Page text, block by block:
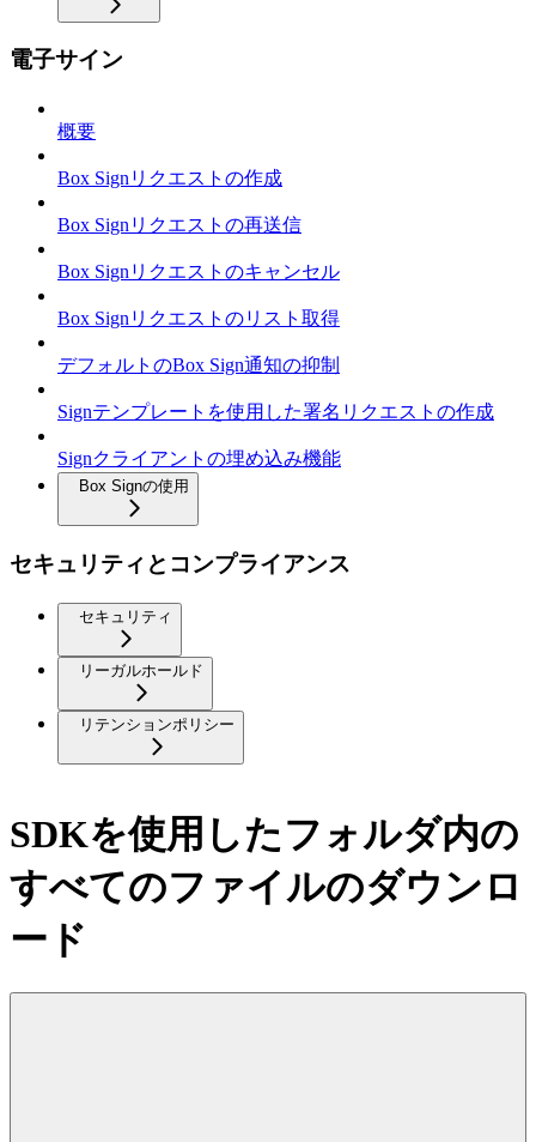
電子サイン
概要
Box Signリクエストの作成
Box Signリクエストの再送信
Box Signリクエストのキャンセル
Box Signリクエストのリスト取得
デフォルトのBox Sign通知の抑制
Signテンプレートを使用した署名リクエストの作成
Signクライアントの埋め込み機能
Box Signの使用
セキュリティとコンプライアンス
セキュリティ
リーガルホールド
リテンションポリシー
SDKを使用したフォルダ内の
すべてのファイルのダウンロ
ード